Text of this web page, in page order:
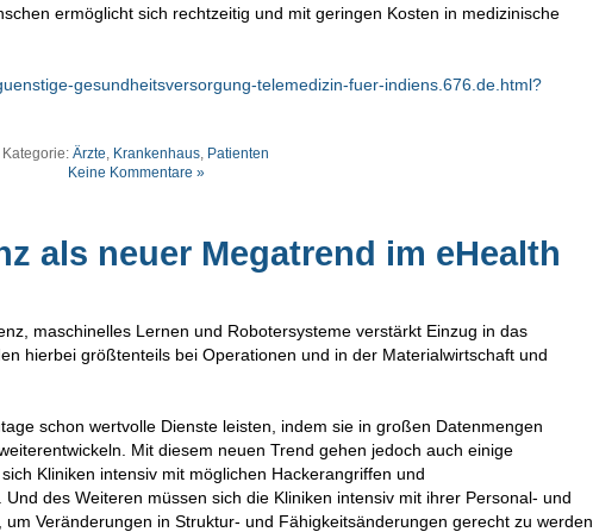
ermöglicht sich rechtzeitig und mit geringen Kosten in medizinische
gesundheitsversorgung-telemedizin-fuer-indiens.676.de.html?
Kategorie: Ärzte Krankenhaus Patienten
Keine Kommentare »
als neuer Megatrend im eHealth
maschinelles Lernen und Robotersysteme verstärkt Einzug in das
hierbei größtenteils bei Operationen und in der Materialwirtschaft und
schon wertvolle Dienste leisten, indem sie in großen Datenmengen
Mit diesem neuen Trend gehen jedoch auch einige
Kliniken intensiv mit möglichen Hackerangriffen und
des Weiteren müssen sich die Kliniken intensiv mit ihrer Personal- und
Veränderungen in Struktur- und Fähigkeitsänderungen gerecht zu werden.